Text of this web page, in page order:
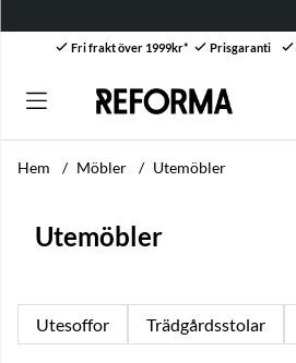
Fri frakt över 1999kr* Prisgaranti
Hem Möbler Utemöbler
Utemöbler
Utesoffor Trädgårdsstolar